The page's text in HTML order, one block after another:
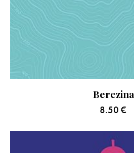
Berezina
8.50 €